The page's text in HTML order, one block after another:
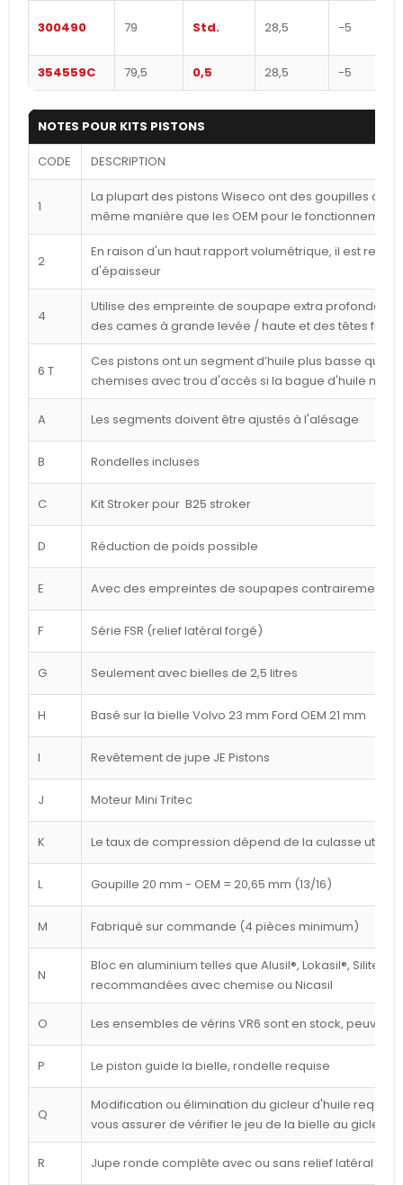
300490 79 Std. 28,5 -5
354559C 79,5 0,5 28,5 -5
NOTES POUR KITS PISTONS
CODE DESCRIPTION
1
La plupart des pistons Wiseco ont des goupilles
même manière que les OEM pour le
2
En raison d'un haut rapport volumétrique, il est
d'épaisseur
4
Utilise des empreinte de soupape extra profondes
des cames à grande levée / haute et des têtes
6 T
Ces pistons ont un segment d’huile plus basse que
chemises avec trou d'accès si la bague d'huile
A Les segments doivent être ajustés à l'alésage
B Rondelles incluses
C Kit Stroker pour B25 stroker
D Réduction de poids possible
E Avec des empreintes de soupapes contrairement à
F Série FSR (relief latéral forgé)
G Seulement avec bielles de 2,5 litres
H Basé sur la bielle Volvo 23 mm Ford OEM 21 mm
I Revêtement de jupe JE Pistons
J Moteur Mini Tritec
K Le taux de compression dépend de la culasse
L Goupille 20 mm - OEM = 20,65 mm (13/16)
M Fabriqué sur commande (4 pièces minimum)
N
Bloc en aluminium telles que Alusil®, Lokasil®, Silitec®,
recommandées avec chemise ou Nicasil
O Les ensembles de vérins VR6 sont en stock, peuvent
P Le piston guide la bielle, rondelle requise
Q
Modification ou élimination du gicleur d'huile
vous assurer de vérifier le jeu de la bielle au gicleur
R Jupe ronde complète avec ou sans relief latéral